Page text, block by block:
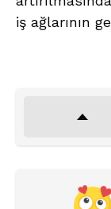
iş ağlarının